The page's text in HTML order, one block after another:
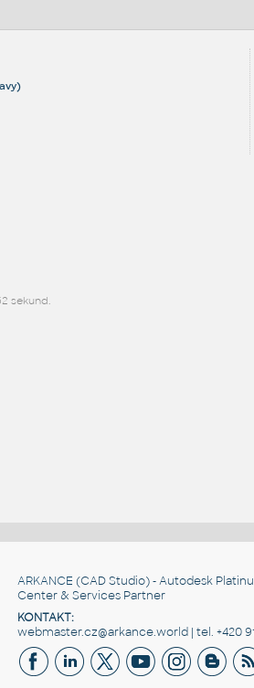
sekund.
ARKANCE (CAD Studio) - Autodesk
Center & Services Partner
KONTAKT:
webmaster.cz@arkance.world | tel. +420